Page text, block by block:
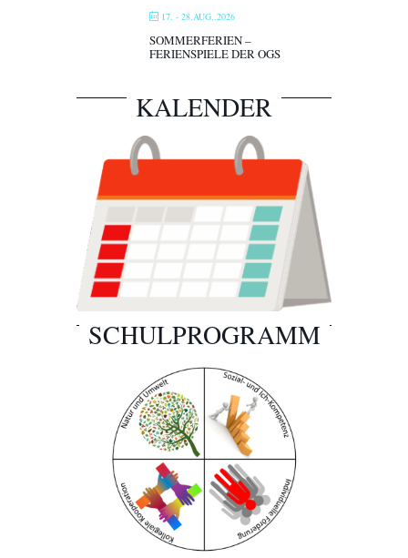
17. - 28.AUG..2026
SOMMERFERIEN –
FERIENSPIELE DER OGS
KALENDER
SCHULPROGRAMM